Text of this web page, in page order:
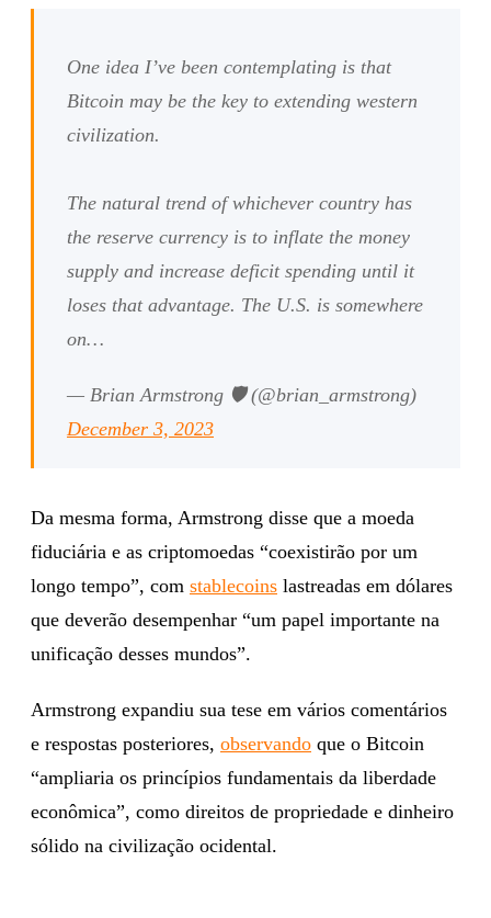
One idea I’ve been contemplating is that
Bitcoin may be the key to extending western
civilization.
The natural trend of whichever country has
the reserve currency is to inflate the money
supply and increase deficit spending until it
loses that advantage. The U.S. is somewhere
on…
— Brian Armstrong 🛡️ (@brian_armstrong)
December 3, 2023
Da mesma forma, Armstrong disse que a moeda
fiduciária e as criptomoedas “coexistirão por um
longo tempo”, com stablecoins lastreadas em dólares
que deverão desempenhar “um papel importante na
unificação desses mundos”.
Armstrong expandiu sua tese em vários comentários
e respostas posteriores, observando que o Bitcoin
“ampliaria os princípios fundamentais da liberdade
econômica”, como direitos de propriedade e dinheiro
sólido na civilização ocidental.